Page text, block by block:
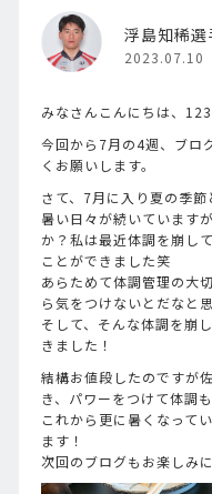
浮島知稀選
2023.07.10
みなさんこんにちは、
今回から7月の4週、ブロ
くお願いします。
さて、7月に入り夏の季
暑い日々が続いています
か？私は最近体調を崩し
ことができました笑
あらためて体調管理の大
ら気をつけないとだなと
そして、そんな体調を崩
きました！
結構お値段したのですが
き、パワーをつけて体調
これから更に暑くなって
ます！
次回のブログもお楽しみに